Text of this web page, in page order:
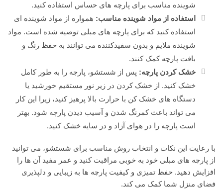
شوینده مناسب برای پارچه های حساس استفاده کنید.
استفاده از مواد شوینده مناسب: همواره از مواد شوینده ای
استفاده کنید که برای پارچه های مبلی توصیه شده است. مواد
شوینده ملایم و بدون سفیدکننده می توانند به حفظ رنگ و
بافت پارچه کمک کنند.
خشک کردن پارچه: پس از شستشو، پارچه را به طور کامل
خشک کنید. از خشک کردن در زیر نور مستقیم خورشید یا
دستگاه های خشک کن با حرارت بالا پرهیز کنید، زیرا این کار
می تواند باعث کمرنگ شدن و آسیب دیدن پارچه شود. بهتر
است پارچه را در هوای آزاد و در سایه خشک کنید.
با رعایت این نکات و انتخاب روش مناسب برای شستشو، می توانید
از پارچه های مبلی خود به خوبی مراقبت کنید و عمر مفید آن ها را
افزایش دهید. حفظ تمیزی و کیفیت پارچه ها به زیبایی و دلپذیری
فضای منزل شما کمک می کند.